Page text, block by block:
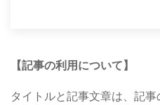
【記事の利用について】
タイトルと記事文章は、記